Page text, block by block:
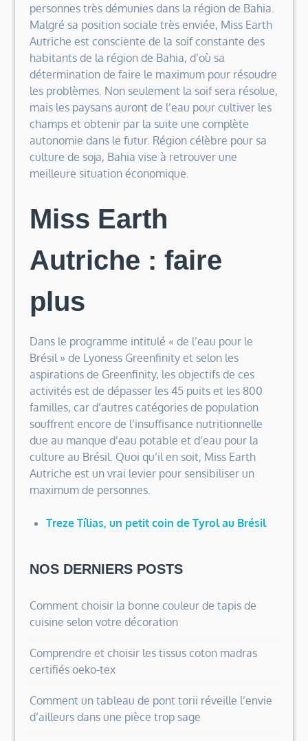
personnes très démunies dans la région de Bahia.
Malgré sa position sociale très enviée, Miss Earth
Autriche est consciente de la soif constante des
habitants de la région de Bahia, d’où sa
détermination de faire le maximum pour résoudre
les problèmes. Non seulement la soif sera résolue,
mais les paysans auront de l’eau pour cultiver les
champs et obtenir par la suite une complète
autonomie dans le futur. Région célèbre pour sa
culture de soja, Bahia vise à retrouver une
meilleure situation économique.
Miss Earth
Autriche : faire
plus
Dans le programme intitulé « de l’eau pour le
Brésil » de Lyoness Greenfinity et selon les
aspirations de Greenfinity, les objectifs de ces
activités est de dépasser les 45 puits et les 800
familles, car d’autres catégories de population
souffrent encore de l’insuffisance nutritionnelle
due au manque d’eau potable et d’eau pour la
culture au Brésil. Quoi qu’il en soit, Miss Earth
Autriche est un vrai levier pour sensibiliser un
maximum de personnes.
Treze Tílias, un petit coin de Tyrol au Brésil
NOS DERNIERS POSTS
Comment choisir la bonne couleur de tapis de
cuisine selon votre décoration
Comprendre et choisir les tissus coton madras
certifiés oeko-tex
Comment un tableau de pont torii réveille l’envie
d’ailleurs dans une pièce trop sage